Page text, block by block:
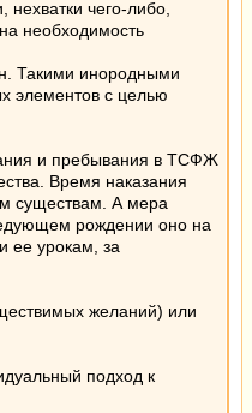
чего-либо,
необходимость
Такими инородными
элементов с целью
и пребывания в ТСФЖ
Время наказания
существам. А мера
рождении оно на
ее урокам, за
желаний) или
подход к